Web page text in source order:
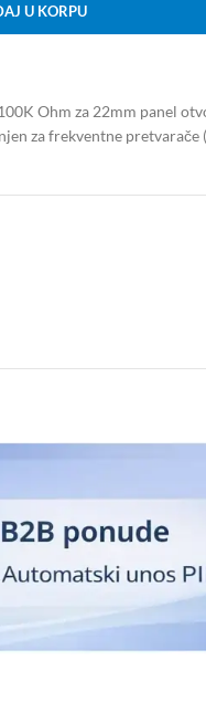
U KORPU
Ohm za 22mm panel
za frekventne